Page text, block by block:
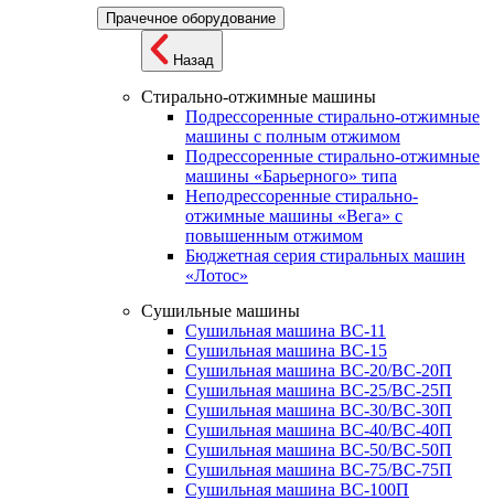
Прачечное оборудование
Назад
Стирально-отжимные машины
Подрессоренные стирально-отжимные
машины с полным отжимом
Подрессоренные стирально-отжимные
машины «Барьерного» типа
Неподрессоренные стирально-
отжимные машины «Вега» с
повышенным отжимом
Бюджетная серия стиральных машин
«Лотос»
Сушильные машины
Сушильная машина ВС-11
Сушильная машина ВС-15
Сушильная машина ВС-20/ВС-20П
Сушильная машина ВС-25/ВС-25П
Сушильная машина ВС-30/ВС-30П
Сушильная машина ВС-40/ВС-40П
Сушильная машина ВС-50/ВС-50П
Сушильная машина ВС-75/ВС-75П
Сушильная машина ВС-100П